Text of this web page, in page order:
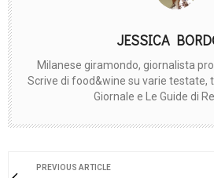
JESSICA
Milanese giramondo, giornalista
Scrive di food&wine su varie testate,
Giornale e Le Guide di
PREVIOUS ARTICLE